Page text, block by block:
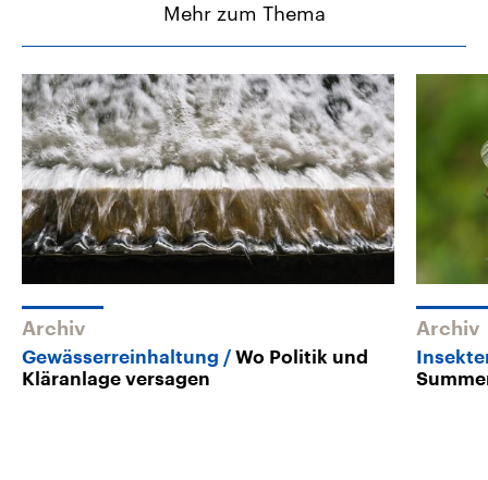
Mehr zum Thema
Archiv
Gewässerreinhaltung
Wo Politik und
Kläranlage versagen
Archiv